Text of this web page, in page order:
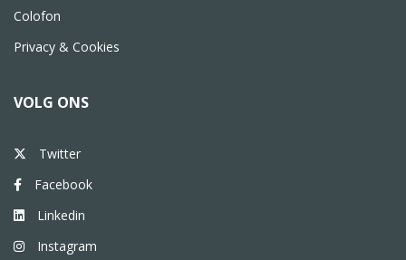
Colofon
Privacy & Cookies
VOLG ONS
Twitter
Facebook
Linkedin
Instagram